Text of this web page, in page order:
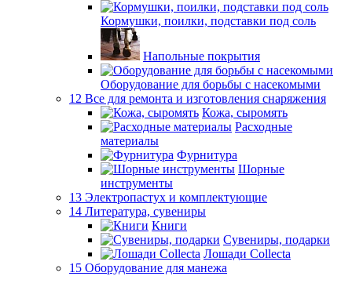
Кормушки, поилки, подставки под соль
Напольные покрытия
Оборудование для борьбы с насекомыми
12 Все для ремонта и изготовления снаряжения
Кожа, сыромять
Расходные
материалы
Фурнитура
Шорные
инструменты
13 Электропастух и комплектующие
14 Литература, сувениры
Книги
Сувениры, подарки
Лошади Collecta
15 Оборудование для манежа